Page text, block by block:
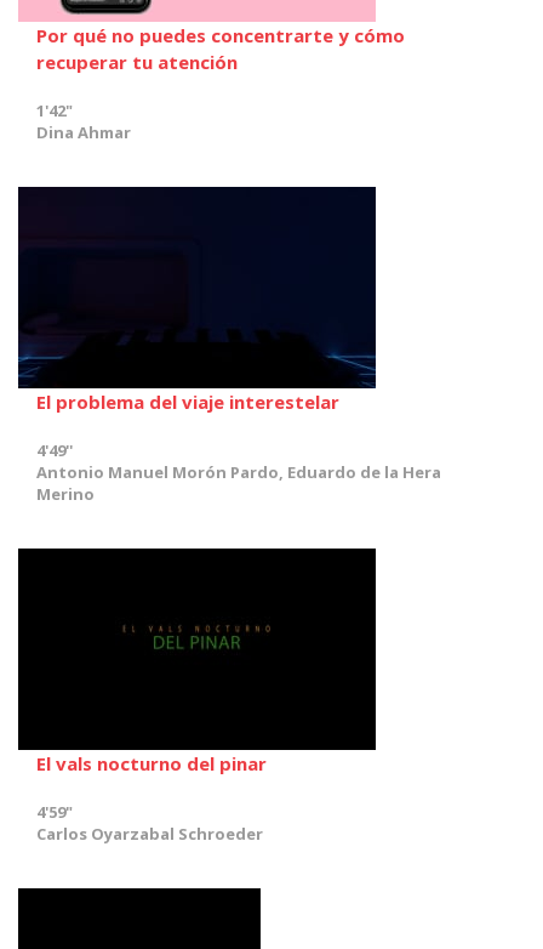
Por qué no puedes concentrarte y cómo
recuperar tu atención
1'42"
Dina Ahmar
El problema del viaje interestelar
4'49''
Antonio Manuel Morón Pardo, Eduardo de la Hera
Merino
El vals nocturno del pinar
4'59"
Carlos Oyarzabal Schroeder